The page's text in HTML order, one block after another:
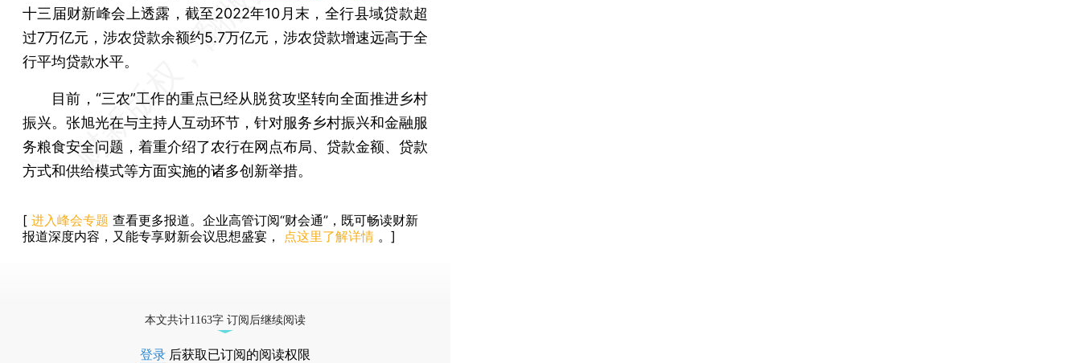
十三届财新峰会上透露，截至2022年10月末，全行县域贷款超
过7万亿元，涉农贷款余额约5.7万亿元，涉农贷款增速远高于全
行平均贷款水平。
目前，“三农”工作的重点已经从脱贫攻坚转向全面推进乡村
振兴。张旭光在与主持人互动环节，针对服务乡村振兴和金融服
务粮食安全问题，着重介绍了农行在网点布局、贷款金额、贷款
方式和供给模式等方面实施的诸多创新举措。
[ 进入峰会专题 查看更多报道。企业高管订阅“财会通”，既可畅读财新
报道深度内容，又能专享财新会议思想盛宴， 点这里了解详情 。]
本文共计1163字 订阅后继续阅读
登录 后获取已订阅的阅读权限